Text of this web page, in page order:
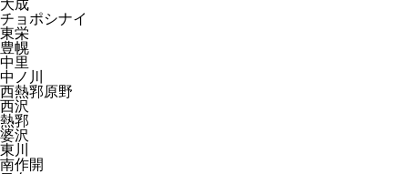
大成
チョポシナイ
東栄
豊幌
中里
中ノ川
西熱郛原野
西沢
熱郛
婆沢
東川
南作開